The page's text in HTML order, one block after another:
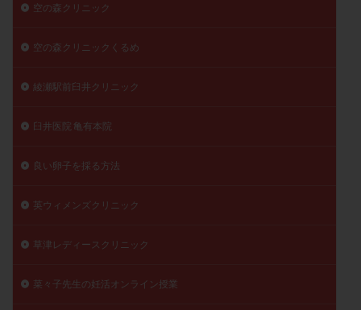
空の森クリニック
空の森クリニックくるめ
綾瀬駅前臼井クリニック
臼井医院 亀有本院
良い卵子を採る方法
英ウィメンズクリニック
草津レディースクリニック
菜々子先生の妊活オンライン授業